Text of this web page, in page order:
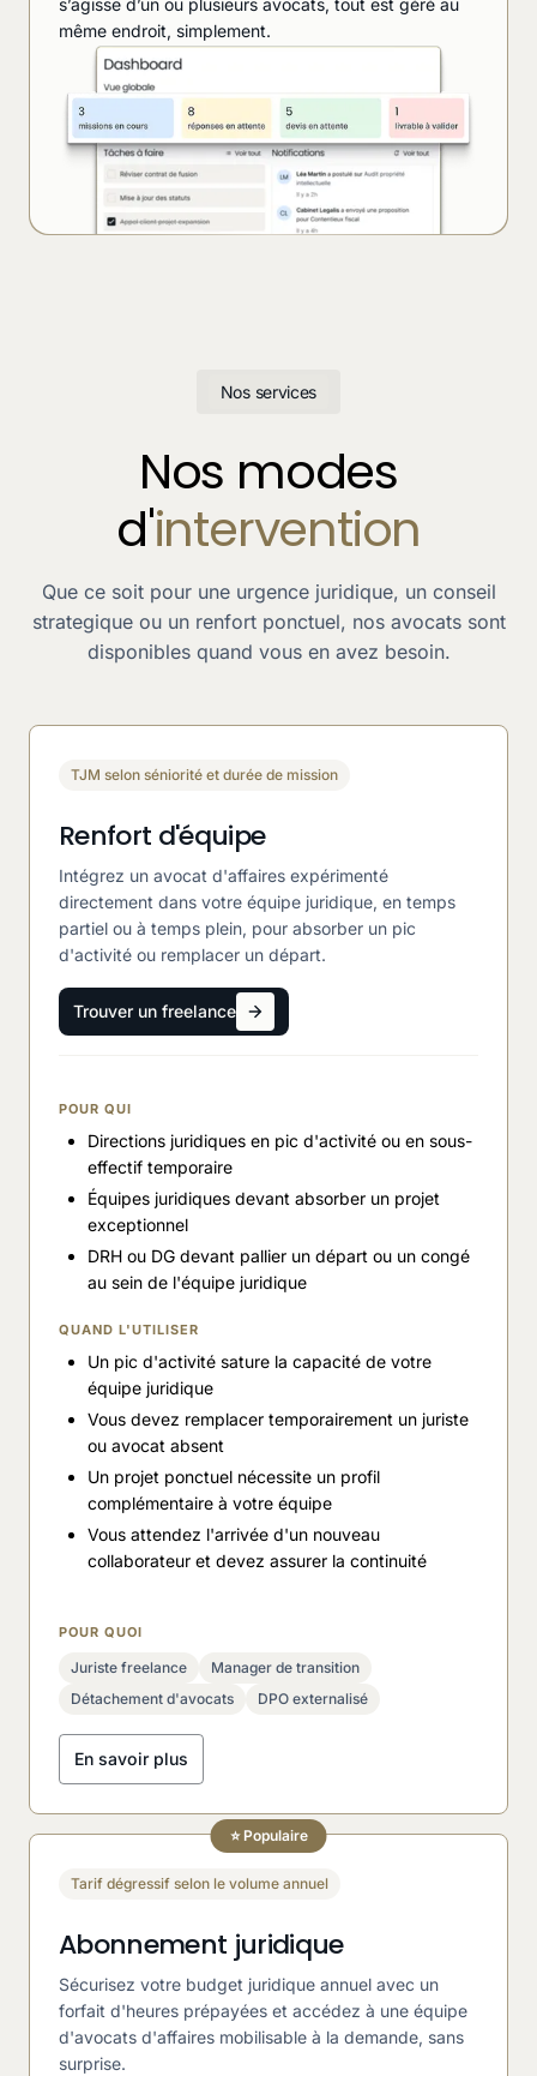
s’agisse d’un ou plusieurs avocats, tout est géré au
même endroit, simplement.
Nos services
Nos modes
d'intervention
Que ce soit pour une urgence juridique, un conseil
strategique ou un renfort ponctuel, nos avocats sont
disponibles quand vous en avez besoin.
TJM selon séniorité et durée de mission
Renfort d'équipe
Intégrez un avocat d'affaires expérimenté
directement dans votre équipe juridique, en temps
partiel ou à temps plein, pour absorber un pic
d'activité ou remplacer un départ.
Trouver un freelance
POUR QUI
Directions juridiques en pic d'activité ou en sous-
effectif temporaire
Équipes juridiques devant absorber un projet
exceptionnel
DRH ou DG devant pallier un départ ou un congé
au sein de l'équipe juridique
QUAND L'UTILISER
Un pic d'activité sature la capacité de votre
équipe juridique
Vous devez remplacer temporairement un juriste
ou avocat absent
Un projet ponctuel nécessite un profil
complémentaire à votre équipe
Vous attendez l'arrivée d'un nouveau
collaborateur et devez assurer la continuité
POUR QUOI
Juriste freelance
Manager de transition
Détachement d'avocats
DPO externalisé
En savoir plus
⭐ Populaire
Tarif dégressif selon le volume annuel
Abonnement juridique
Sécurisez votre budget juridique annuel avec un
forfait d'heures prépayées et accédez à une équipe
d'avocats d'affaires mobilisable à la demande, sans
surprise.